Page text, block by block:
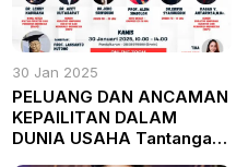
30 Jan 2025
PELUANG DAN ANCAMAN
KEPAILITAN DALAM
DUNIA USAHA Tantangan